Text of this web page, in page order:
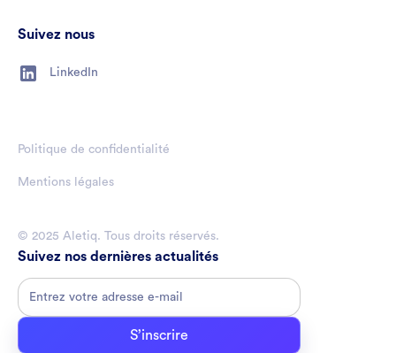
Suivez nous
LinkedIn
Suivez nos dernières actualités
Politique de confidentialité
Mentions légales
© 2025 Aletiq. Tous droits réservés.